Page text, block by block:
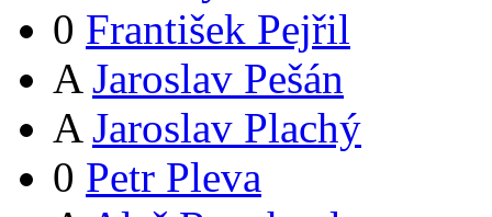
0 František Pejřil
A Jaroslav Pešán
A Jaroslav Plachý
0 Petr Pleva